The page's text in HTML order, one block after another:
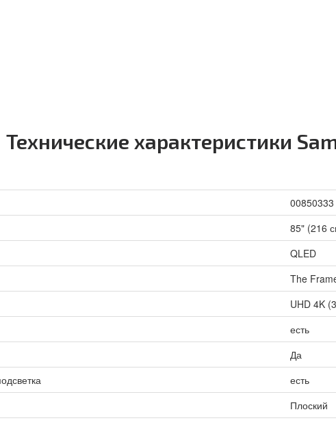
Технические характеристики
00850333
85" (216
QLED
The
UHD 4K
есть
Да
есть
Плоский